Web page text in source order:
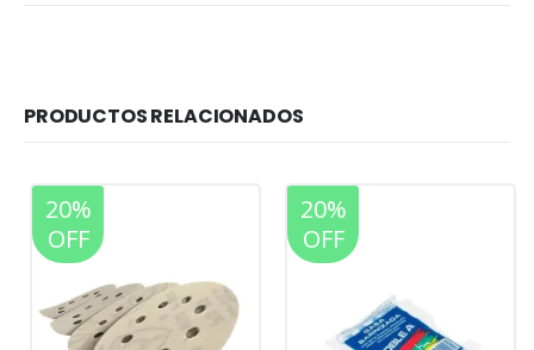
PRODUCTOS RELACIONADOS
20%
OFF
20%
OFF